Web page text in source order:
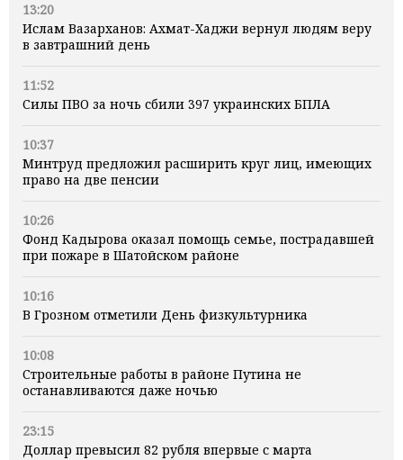
13:20
Ислам Вазарханов: Ахмат-Хаджи вернул людям веру
в завтрашний день
11:52
Силы ПВО за ночь сбили 397 украинских БПЛА
10:37
Минтруд предложил расширить круг лиц, имеющих
право на две пенсии
10:26
Фонд Кадырова оказал помощь семье, пострадавшей
при пожаре в Шатойском районе
10:16
В Грозном отметили День физкультурника
10:08
Строительные работы в районе Путина не
останавливаются даже ночью
23:15
Доллар превысил 82 рубля впервые с марта